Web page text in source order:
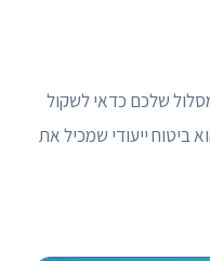
שלכם כדאי לשקול
ביטוח ייעודי שמכיל את